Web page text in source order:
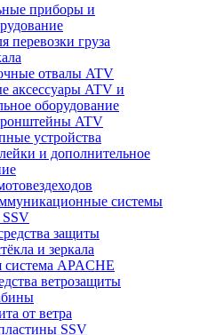
приборы и
перевозки груза
отвалы ATV
аксессуары ATV и
оборудование
ATV
устройства
и дополнительное
системы
защиты
и зеркала
система APACHE
ветрозащиты
от ветра
SSV